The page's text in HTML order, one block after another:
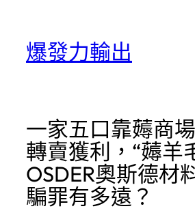
爆發力輸出
一家五口靠薅商
轉賣獲利，“薅羊
OSDER奧斯德材
騙罪有多遠？